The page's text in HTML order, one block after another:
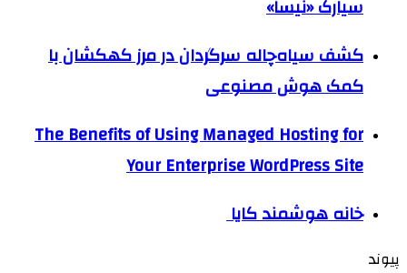
سیارک «نیسا»
کشف سیاه‌چاله سرگردان در مرز کهکشان با
کمک هوش مصنوعی
The Benefits of Using Managed Hosting for
Your Enterprise WordPress Site
خانه هوشمند کایا
پیوند